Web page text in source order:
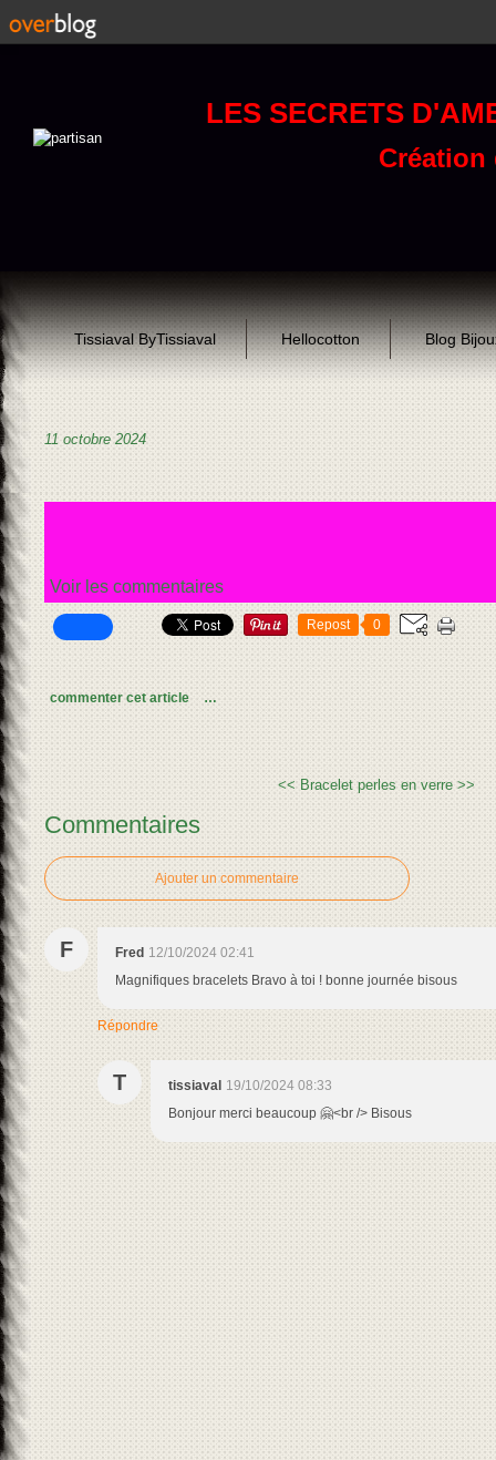
LES SECRETS
Création
Tissiaval ByTissiaval Hellocotton Blog
11 octobre 2024
Voir les commentaires
Repost 0
commenter cet article …
<< Bracelet perles en verre >>
Commentaires
Ajouter un commentaire
F Fred 12/10/2024 02:41
Magnifiques bracelets Bravo à toi ! bonne journée bisous
Répondre
T tissiaval 19/10/2024 08:33
Bonjour merci beaucoup 🤗<br /> Bisous